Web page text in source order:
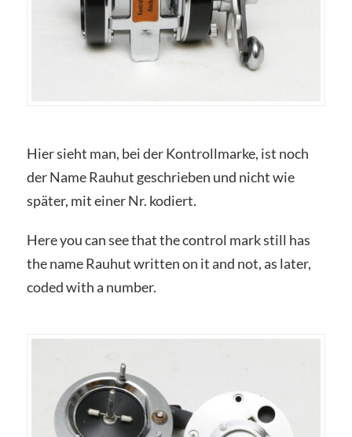
Hier sieht man, bei der Kontrollmarke, ist noch
der Name Rauhut geschrieben und nicht wie
später, mit einer Nr. kodiert.
Here you can see that the control mark still has
the name Rauhut written on it and not, as later,
coded with a number.